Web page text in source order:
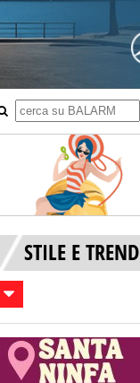
STILE E TREND